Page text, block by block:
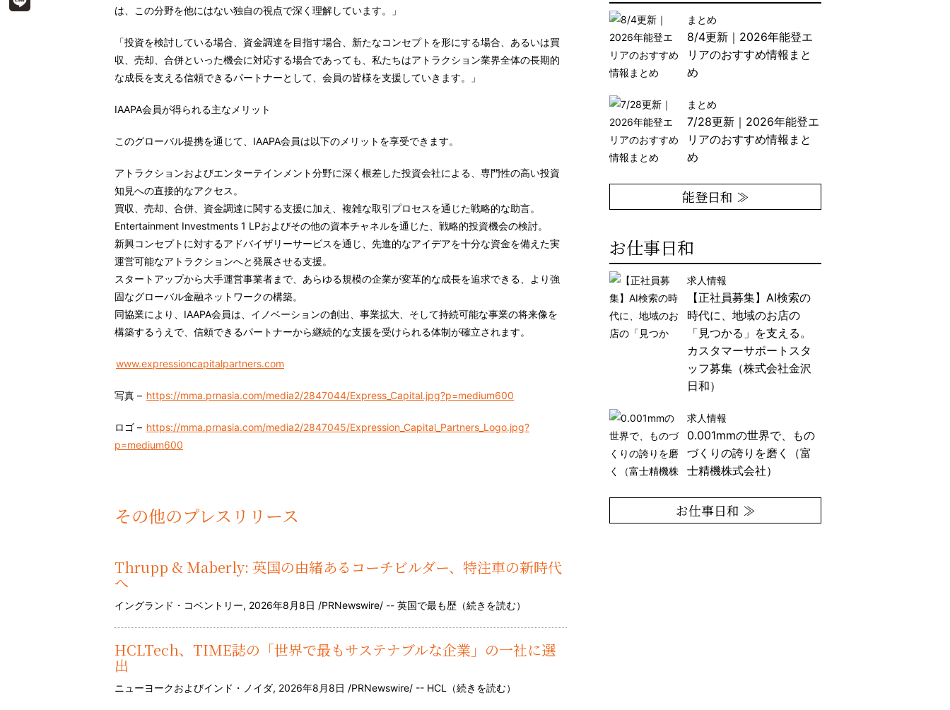
は、この分野を他にはない独自の視点で深く理解しています。」
「投資を検討している場合、資金調達を目指す場合、新たなコンセプトを形にする場合、あるいは買
収、売却、合併といった機会に対応する場合であっても、私たちはアトラクション業界全体の長期的
な成長を支える信頼できるパートナーとして、会員の皆様を支援していきます。」
IAAPA会員が得られる主なメリット
このグローバル提携を通じて、IAAPA会員は以下のメリットを享受できます。
アトラクションおよびエンターテインメント分野に深く根差した投資会社による、 専門性の高い投資
知見への直接的なアクセス 。
買収、売却、合併、資金調達に関する支援に加え、複雑な取引プロセスを通じた戦略的な助言。
Entertainment Investments 1 LPおよびその他の資本チャネルを通じた、 戦略的投資機会の検討。
新興コンセプトに対するアドバイザリーサービスを通じ、先進的なアイデアを十分な資金を備えた実
運営可能なアトラクションへと発展させる支援。
スタートアップから大手運営事業者まで、あらゆる規模の企業が変革的な成長を追求できる、
より強
固なグローバル金融ネットワークの構築。
同協業により、IAAPA会員は、イノベーションの創出、事業拡大、そして持続可能な事業の将来像を
構築するうえで、信頼できるパートナーから継続的な支援を受けられる体制が確立されます。
www.expressioncapitalpartners.com
写真 – https://mma.prnasia.com/media2/2847044/Express_Capital.jpg?p=medium600
ロゴ – https://mma.prnasia.com/media2/2847045/Expression_Capital_Partners_Logo.jpg?
p=medium600
その他のプレスリリース
Thrupp & Maberly: 英国の由緒あるコーチビルダー、特注車の新時代
へ
イングランド・コベントリー, 2026年8月8日 /PRNewswire/ -- 英国で最も歴（続きを読む）
HCLTech、TIME誌の「世界で最もサステナブルな企業」の一社に選
出
ニューヨークおよびインド・ノイダ, 2026年8月8日 /PRNewswire/ -- HCL（続きを読む）
まとめ
8/4更新｜2026年能登エ
リアのおすすめ情報まと
め
まとめ
7/28更新｜2026年能登エ
リアのおすすめ情報まと
め
能登日和 ≫
お仕事日和
求人情報
【正社員募集】AI検索の
時代に、地域のお店の
「見つかる」を支える。
カスタマーサポートスタ
ッフ募集（株式会社金沢
日和）
求人情報
0.001mmの世界で、もの
づくりの誇りを磨く（富
士精機株式会社）
お仕事日和 ≫